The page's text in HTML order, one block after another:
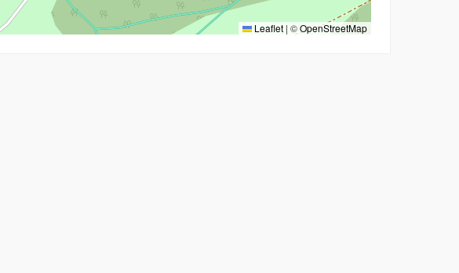
Leaflet | ©OpenStreetMap